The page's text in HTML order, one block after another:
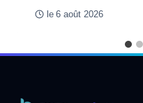
le 6 août 2026